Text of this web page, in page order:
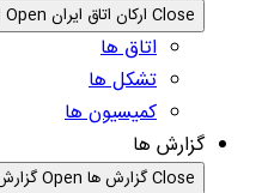
Close ارکان اتاق ایران Open ارکان اتاق ایران
اتاق ها
تشکل ها
کمیسیون ها
گزارش ها
Close گزارش ها Open گزارش ها